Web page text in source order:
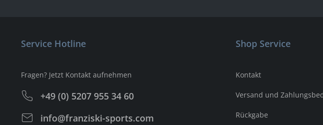
Service Hotline
Fragen? Jetzt Kontakt aufnehmen
+49 (0) 5207 955 34 60
info@franziski-sports.com
Shop Service
Kontakt
Versand und
Rückgabe